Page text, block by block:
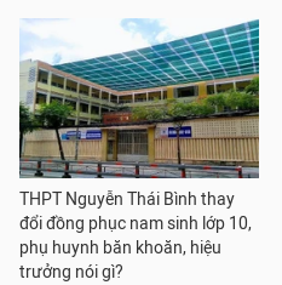
THPT Nguyễn Thái Bình thay
đổi đồng phục nam sinh lớp 10,
phụ huynh băn khoăn, hiệu
trưởng nói gì?